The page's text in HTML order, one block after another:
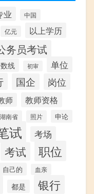
业 中国
亿元 以上学历
务员考试
线 初审 单位
国企 岗位
师 教师资格
湖南省 照片 申论
试 考场
考试 职位
自己的 血亲
都是 银行